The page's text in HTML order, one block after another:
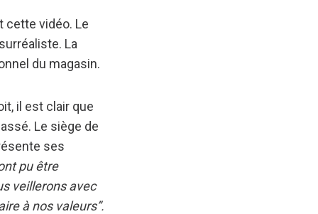
cette vidéo. Le
La
du magasin.
il est clair que
Le siège de
ses
pu être
veillerons avec
à nos valeurs”.